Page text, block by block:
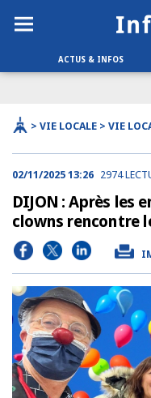
ACTUS & INFOS
> VIE LOCALE > VIE
02/11/2025 13:26 2974
DIJON : Après les
clowns rencontre